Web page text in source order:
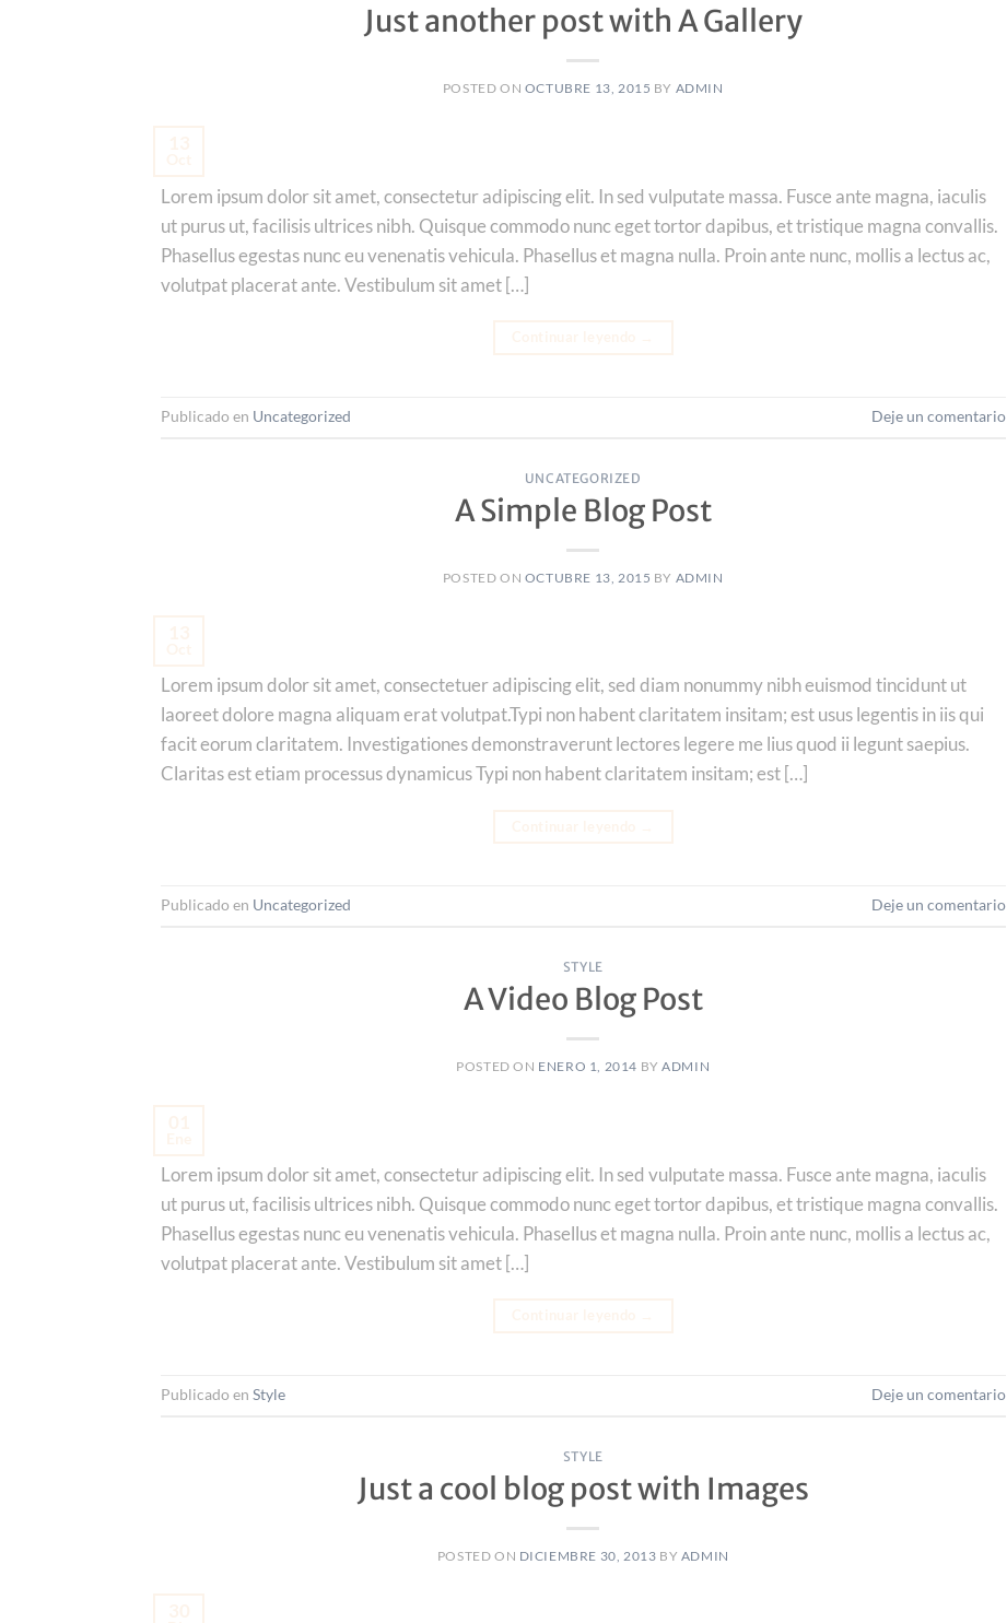
Just another post with A Gallery
POSTED ON OCTUBRE 13, 2015 BY ADMIN
Lorem ipsum dolor sit amet, consectetur adipiscing elit. In sed vulputate massa. Fusce ante magna, iaculis
ut purus ut, facilisis ultrices nibh. Quisque commodo nunc eget tortor dapibus, et tristique magna convallis.
Phasellus egestas nunc eu venenatis vehicula. Phasellus et magna nulla. Proin ante nunc, mollis a lectus ac,
volutpat placerat ante. Vestibulum sit amet […]
Publicado en Uncategorized Deje un comentario
UNCATEGORIZED
A Simple Blog Post
POSTED ON OCTUBRE 13, 2015 BY ADMIN
Lorem ipsum dolor sit amet, consectetuer adipiscing elit, sed diam nonummy nibh euismod tincidunt ut
laoreet dolore magna aliquam erat volutpat.Typi non habent claritatem insitam; est usus legentis in iis qui
facit eorum claritatem. Investigationes demonstraverunt lectores legere me lius quod ii legunt saepius.
Claritas est etiam processus dynamicus Typi non habent claritatem insitam; est […]
Publicado en Uncategorized Deje un comentario
STYLE
A Video Blog Post
POSTED ON ENERO 1, 2014 BYADMIN
Lorem ipsum dolor sit amet, consectetur adipiscing elit. In sed vulputate massa. Fusce ante magna, iaculis
ut purus ut, facilisis ultrices nibh. Quisque commodo nunc eget tortor dapibus, et tristique magna convallis.
Phasellus egestas nunc eu venenatis vehicula. Phasellus et magna nulla. Proin ante nunc, mollis a lectus ac,
volutpat placerat ante. Vestibulum sit amet […]
Publicado en Style Deje un comentario
STYLE
Just a cool blog post with Images
POSTED ON DICIEMBRE 30, 2013 BY ADMIN